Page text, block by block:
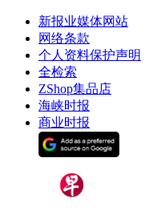
新报业媒体网站
网络条款
个人资料保护声明
全检索
ZShop集品店
海峡时报
商业时报